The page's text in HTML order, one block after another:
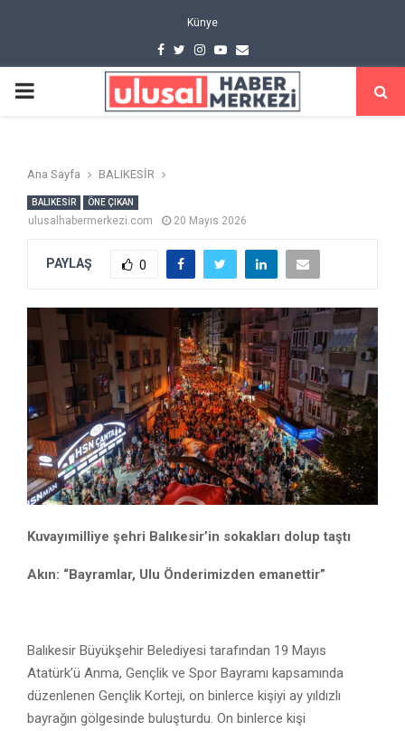
Künye
Facebook
TwitterInstagram
Youtube
Email
PRIMARY
Ana Sayfa BALIKESİR
BALIKESİR ÖNE ÇIKAN
ulusalhabermerkezi.com 20 Mayıs 2026
PAYLAŞ 0
Kuvayımilliye şehri Balıkesir’in sokakları dolup taştı
Akın: “Bayramlar, Ulu Önderimizden emanettir”
Balıkesir Büyükşehir Belediyesi tarafından 19 Mayıs
Atatürk’ü Anma, Gençlik ve Spor Bayramı kapsamında
düzenlenen Gençlik Korteji, on binlerce kişiyi ay yıldızlı
bayrağın gölgesinde buluşturdu. On binlerce kişi